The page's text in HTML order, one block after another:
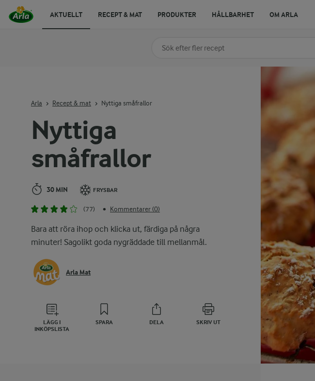
Nyttiga
småfrallor
30 MIN FRYSBAR
(77) • Kommentarer (0)
Bara att röra ihop och klicka ut, färdiga på några
minuter! Sagolikt goda nygräddade till mellanmål.
Arla Mat
LÄGG I
INKÖPSLISTA
SPARA DELA SKRIV UT
Arla Recept & mat Nyttiga småfrallor
Sök på kategori eller ingrediens
AKTUELLT RECEPT & MAT PRODUKTER HÅLLBARHET OM ARLA